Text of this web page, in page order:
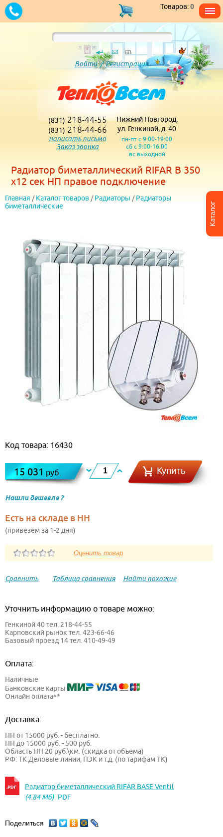
Каталог
Товаров:0
Войти/Регистрация
(831) 218-44-55
(831) 218-44-66
написать письмо
Заказ звонка
Нижний Новгород,
ул. Генкиной, д. 40
пн-пт с 9:00-19:00
сб с 9:00-16:00
вс выходной
Радиатор биметаллический RIFAR B 350
х12 сек НП правое подключение
Главная / Каталог товаров / Радиаторы / Радиаторы
биметаллические
Код товара: 16430
15 031 руб. Купить
Нашли дешевле ?
Есть на складе в НН
(привезем за 1-2 дня)
Сравнить Таблица сравнения Найти похожие
Уточнить информацию о товаре можно:
Генкиной 40 тел. 218-44-55
Карповский рынок тел. 423-66-46
Базовый проезд 14 тел. 410-49-49
Оплата:
Наличные
Банковские карты
Онлайн оплата**
Доставка:
НН от 15000 руб. - бесплатно.
НН до 15000 руб. - 500 руб.
Область НН 20 руб.\км. (скидка от объема)
РФ: ТК Деловые линии, ПЭК и т.д. (по тарифам ТК)
Радиатор биметаллический RIFAR BASE Ventil
(4.84 Мб) PDF
Поделиться